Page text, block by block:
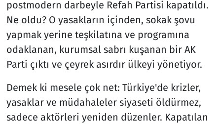
postmodern darbeyle Refah Partisi kapatıldı.
Ne oldu? O yasakların içinden, sokak şovu
yapmak yerine teşkilatına ve programına
odaklanan, kurumsal sabrı kuşanan bir AK
Parti çıktı ve çeyrek asırdır ülkeyi yönetiyor.
Demek ki mesele çok net: Türkiye'de krizler,
yasaklar ve müdahaleler siyaseti öldürmez,
sadece aktörleri yeniden düzenler. Kapatılan